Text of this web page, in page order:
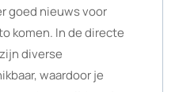
goed nieuws voor
komen. In de directe
diverse
waardoor je